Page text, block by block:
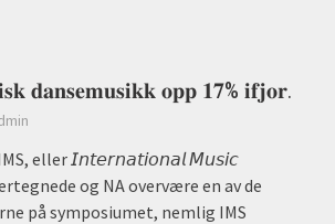
𝐝𝐚𝐧𝐬𝐞𝐦𝐮𝐬𝐢𝐤𝐤 𝐨𝐩𝐩 𝟏𝟕% 𝐢𝐟𝐣𝐨𝐫.
eller 𝘐𝘯𝘵𝘦𝘳𝘯𝘢𝘵𝘪𝘰𝘯𝘢𝘭 𝘔𝘶𝘴𝘪𝘤
og NA overvære en av de
på symposiumet, nemlig IMS